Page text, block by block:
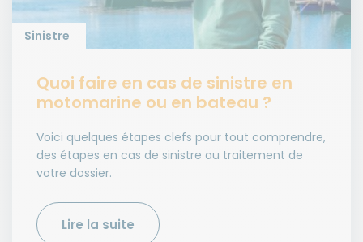
Sinistre
Quoi faire en cas de sinistre en
motomarine ou en bateau ?
Voici quelques étapes clefs pour tout comprendre,
des étapes en cas de sinistre au traitement de
votre dossier.
Lire la suite